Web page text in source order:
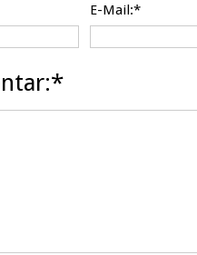
E-Mail:*